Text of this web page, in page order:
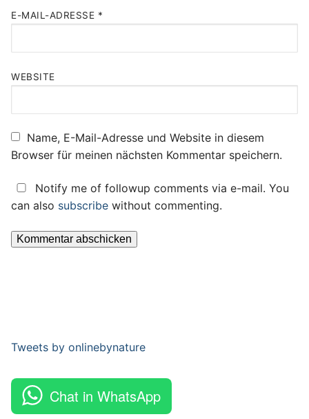
E-MAIL-ADRESSE *
WEBSITE
Name, E-Mail-Adresse und Website in diesem
Browser für meinen nächsten Kommentar speichern.
Notify me of followup comments via e-mail. You
can also subscribe without commenting.
Tweets by onlinebynature
Chat in WhatsApp